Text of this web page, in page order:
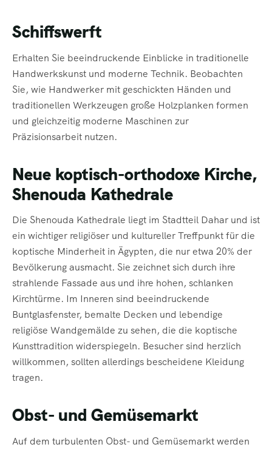
Schiffswerft
Erhalten Sie beeindruckende Einblicke in traditionelle
Handwerkskunst und moderne Technik. Beobachten
Sie, wie Handwerker mit geschickten Händen und
traditionellen Werkzeugen große Holzplanken formen
und gleichzeitig moderne Maschinen zur
Präzisionsarbeit nutzen.
Neue koptisch-orthodoxe Kirche,
Shenouda Kathedrale
Die Shenouda Kathedrale liegt im Stadtteil Dahar und ist
ein wichtiger religiöser und kultureller Treffpunkt für die
koptische Minderheit in Ägypten, die nur etwa 20% der
Bevölkerung ausmacht. Sie zeichnet sich durch ihre
strahlende Fassade aus und ihre hohen, schlanken
Kirchtürme. Im Inneren sind beeindruckende
Buntglasfenster, bemalte Decken und lebendige
religiöse Wandgemälde zu sehen, die die koptische
Kunsttradition widerspiegeln. Besucher sind herzlich
willkommen, sollten allerdings bescheidene Kleidung
tragen.
Obst- und Gemüsemarkt
Auf dem turbulenten Obst- und Gemüsemarkt werden